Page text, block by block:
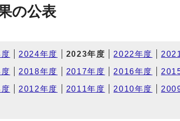
の公表
2024年度 2023年度 2022年度
2018年度 2017年度 2016年度
2012年度 2011年度 2010年度